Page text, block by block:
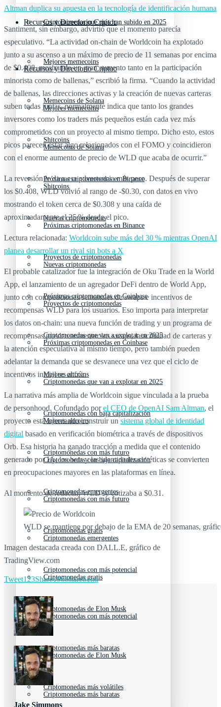
Recursos y Directorio Cripto
Mejores memecoins
Memecoins de Solana
Shitcoins
Próximas criptomonedas en Binance
Nuevas criptomonedas
Proyectos de criptomonedas
Próximas criptomonedas en Coinbase
Criptomonedas que van a explotar en 2025
Mejores altcoins
Criptomonedas con baja capitalización
Criptomonedas con más futuro
Criptomonedas emergentes
Criptomonedas gratis
Criptomonedas con más potencial
Criptomonedas de Elon Musk
Criptomonedas más baratas
Criptomonedas más volátiles
Criptomonedas que más han subido en 2025
Recursos y Directorio Cripto
Mejores memecoins
Memecoins de Solana
Shitcoins
Próximas criptomonedas en Binance
Nuevas criptomonedas
Proyectos de criptomonedas
Próximas criptomonedas en Coinbase
Criptomonedas que van a explotar en 2025
Mejores altcoins
Criptomonedas con baja capitalización
Criptomonedas con más futuro
Criptomonedas emergentes
Criptomonedas gratis
Criptomonedas con más potencial
Criptomonedas de Elon Musk
Criptomonedas más baratas
Altman duplica su apuesta en la tecnología de identificación humana
Santiment, sin embargo, advirtió que el momento parecía
especulativo. “La actividad on-chain de Worldcoin ha explotado
junto a su ascenso a un máximo de precio de 11 semanas por encima
de $0.408, mostrando un gran aumento tanto en la participación
minorista como de ballenas,” escribió la firma. “Cuando la actividad
de ballenas, las direcciones activas y la creación de nuevas carteras
suben todas juntas, normalmente indica que tanto los grandes
inversores como los traders más pequeños están cada vez más
comprometidos con un proyecto al mismo tiempo. Dicho esto, estos
picos parecen estar algo relacionados con el FOMO y coincidieron
con el enorme aumento de precio de WLD que acaba de ocurrir.”
La reversión le da a esa advertencia más peso. Después de superar
los $0.408, WLD volvió al rango de -$0.30, con datos en vivo
mostrando el token cerca de $0.308 y una caída de
aproximadamente el 25 % desde el pico.
Lectura relacionada: Worldcoin sube más del 30 % mientras OpenAI
planea desarrollar un rival sin bots a X
El probable catalizador fue la integración de Oku Trade en la World
App, el lanzamiento de un agregador DeFi dentro de World App,
junto con competiciones semanales de swaps e incentivos de
recompensas WLD para los usuarios. Eso importa para interpretar
los datos on-chain: una nueva función de trading y un programa de
recompensas pueden aumentar los swaps, la actividad de carteras y
la atención especulativa al mismo tiempo, pero también pueden
adelantar la demanda que se desvanece una vez que el ciclo de
incentivos inicial se enfría.
La narrativa más amplia de Worldcoin sigue vinculada a la prueba
de personhood. Cofundado porel CEO de OpenAI Sam Altman, el
proyecto está intentando construir un sistema global de identidad
digital basado en verificación biométrica a través de dispositivos
Orb. Esa historia ha ganado tracción a medida que el contenido
generado por IA, los bots y las identidades sintéticas se convierten
en preocupaciones mayores en las plataformas en línea.
Al momento de redactar, WLD se cotizaba a $0.31.
WLD se mantiene por debajo de la EMA de 20 semanas,
Imagen destacada creada con DALL.E, gráfico de
TradingView.com
Tweet123Share196ShareSend
Jake Simmons